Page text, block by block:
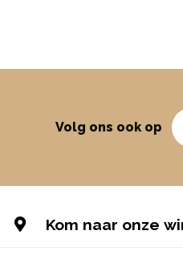
Volg ons ook op
Kom naar onze